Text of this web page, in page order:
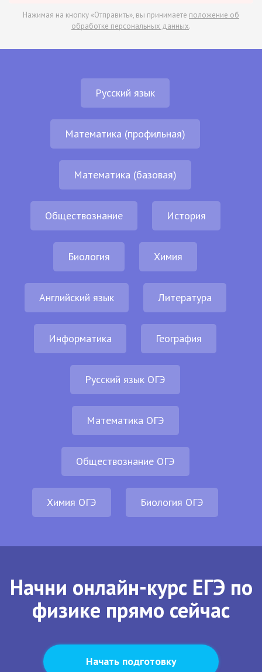
Нажимая на кнопку «Отправить», вы принимаете положение об
обработке персональных данных.
Русский язык
Математика (профильная)
Математика (базовая)
Обществознание История
Биология Химия
Английский язык Литература
Информатика География
Русский язык ОГЭ
Математика ОГЭ
Обществознание ОГЭ
Химия ОГЭ Биология ОГЭ
Начни онлайн-курс ЕГЭ по
физике прямо сейчас
Начать подготовку